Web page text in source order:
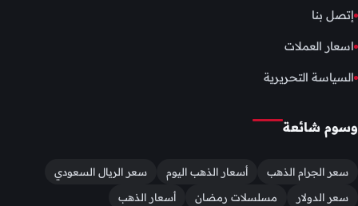
إتصل بنا
اسعار العملات
السياسة التحريرية
وسوم شائعة
سعر الجرام الذهب أسعار الذهب اليوم
سعر الريال السعودي
سعر الدولار
مسلسلات رمضان
أسعار الذهب